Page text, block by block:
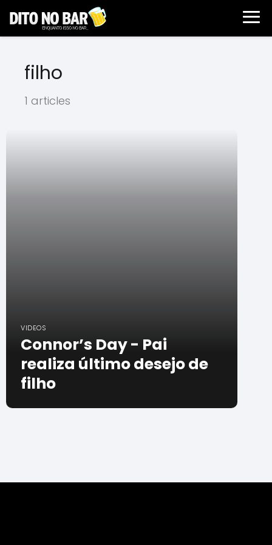
filho
1 articles
VIDEOS
Connor’s Day - Pai
realiza último desejo de
filho